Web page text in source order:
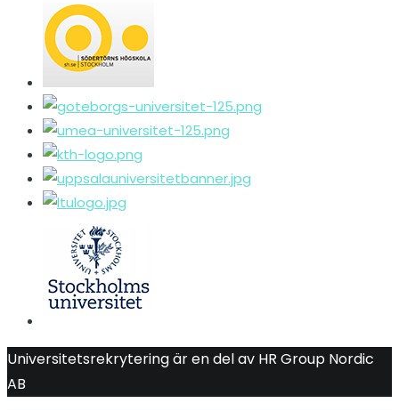
Universitetsrekrytering är en del av HR Group Nordic
AB